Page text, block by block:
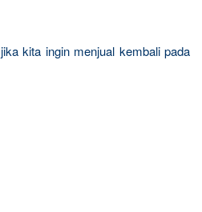
jika kita ingin menjual kembali pada